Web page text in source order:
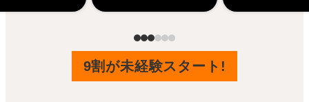
9割が未経験スタート!